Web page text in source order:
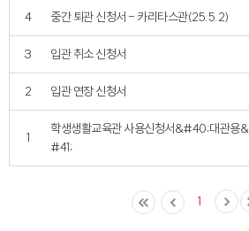
4 중간 퇴관 신청서 - 카리타스관(25.5.2)
3 입관 취소 신청서
2 입관 연장 신청서
1
학생생활교육관 사용신청서&#40;대관용&
#41;
1